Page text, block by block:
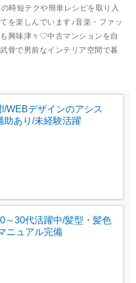
時短テクや簡単レシピを取り入
を楽しんでいます♪音楽・ファッ
興味津々♡中古マンションを自
骨で男前なインテリア空間で暮
WEBデザインのアシス
助あり/未経験活躍
～30代活躍中/髪型・髪色
ニュアル完備